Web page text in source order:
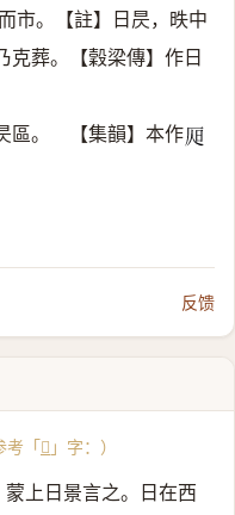
市。【註】日昃，昳中
克葬。【穀梁傳】作日
區。 【集韻】本作𣅦
反馈
考「𣅦 」字：）
蒙上日景言之。日在西